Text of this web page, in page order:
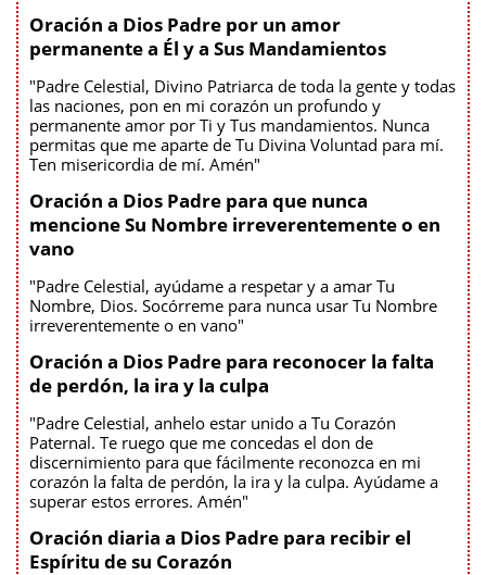
Oración a Dios Padre por un amor
permanente a Él y a Sus Mandamientos
"Padre Celestial, Divino Patriarca de toda la gente y todas
las naciones, pon en mi corazón un profundo y
permanente amor por Ti y Tus mandamientos. Nunca
permitas que me aparte de Tu Divina Voluntad para mí.
Ten misericordia de mí. Amén"
Oración a Dios Padre para que nunca
mencione Su Nombre irreverentemente o en
vano
"Padre Celestial, ayúdame a respetar y a amar Tu
Nombre, Dios. Socórreme para nunca usar Tu Nombre
irreverentemente o en vano"
Oración a Dios Padre para reconocer la falta
de perdón, la ira y la culpa
"Padre Celestial, anhelo estar unido a Tu Corazón
Paternal. Te ruego que me concedas el don de
discernimiento para que fácilmente reconozca en mi
corazón la falta de perdón, la ira y la culpa. Ayúdame a
superar estos errores. Amén"
Oración diaria a Dios Padre para recibir el
Espíritu de su Corazón